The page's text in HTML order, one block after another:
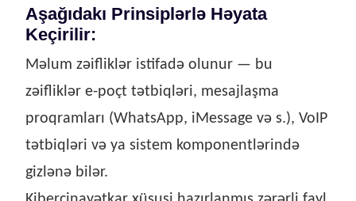
Aşağıdakı Prinsiplərlə Həyata
Keçirilir:
Məlum zəifliklər istifadə olunur — bu
zəifliklər e-poçt tətbiqləri, mesajlaşma
proqramları (WhatsApp, iMessage və s.), VoIP
tətbiqləri və ya sistem komponentlərində
gizlənə bilər.